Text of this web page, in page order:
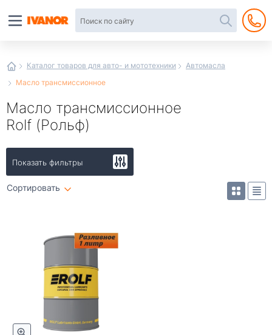
Каталог товаров для авто- и мототехники
Автомасла
Масло трансмиссионное
Масло трансмиссионное
Rolf (Рольф)
Показать фильтры
Сортировать
интернет-